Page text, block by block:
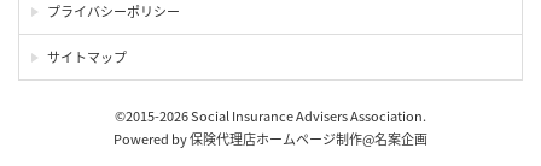
プライバシーポリシー
サイトマップ
©2015-2026 Social Insurance Advisers Association.
Powered by保険代理店ホームページ制作@名案企画